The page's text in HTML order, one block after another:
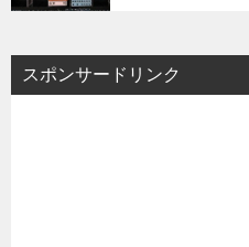
スポンサードリンク